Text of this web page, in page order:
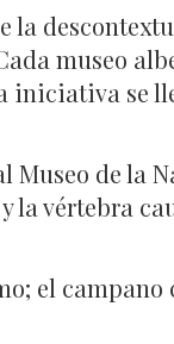
la
museo
iniciativa se
de la
la vértebra
el campano